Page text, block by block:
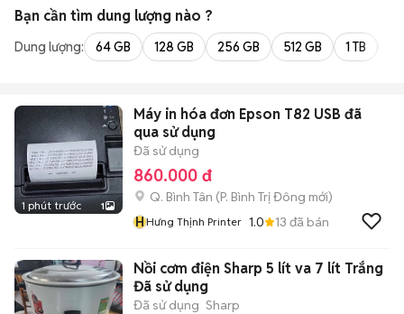
Bạn cần tìm dung lượng nào ?
Dung lượng: 64 GB 128 GB 256 GB 512 GB 1 TB
1 phút trước 1
Máy in hóa đơn Epson T82 USB đã
qua sử dụng
Đã sử dụng
860.000 đ
Q. Bình Tân (P. Bình Trị Đông mới)
HHưng Thịnh Printer 1.0 13 đã bán
Nồi cơm điện Sharp 5 lít va 7 lít Trắng
Đã sử dụng
Đã sử dụng Sharp